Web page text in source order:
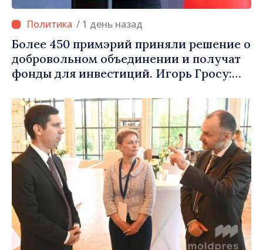
/ 1 день назад
Более 450 примэрий приняли решение о
добровольном объединении и получат
фонды для инвестиций. Игорь Гросу:
населённым пунктам шанс
развиваться»